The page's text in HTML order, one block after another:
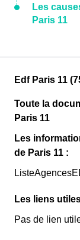
Les
Paris 11
Edf Paris 11
Toute la
Paris 11
Les
de Paris 11 :
Les liens
Pas de lien